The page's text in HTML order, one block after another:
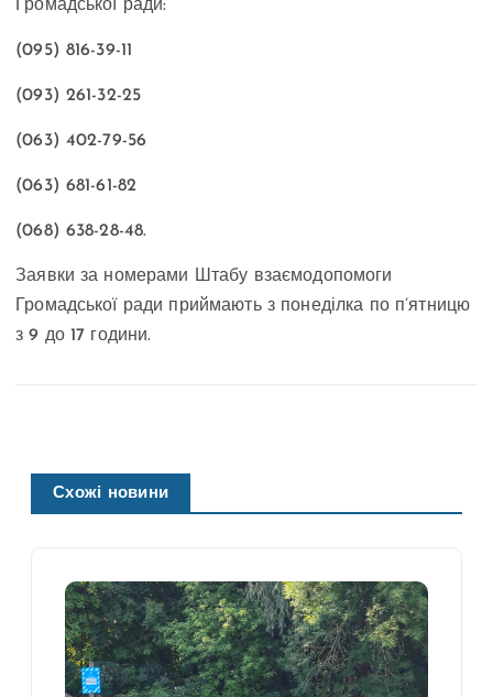
Громадської ради:
(095) 816-39-11
(093) 261-32-25
(063) 402-79-56
(063) 681-61-82
(068) 638-28-48.
Заявки за номерами Штабу взаємодопомоги
Громадської ради приймають з понеділка по п’ятницю
з 9 до 17 години.
Схожі новини